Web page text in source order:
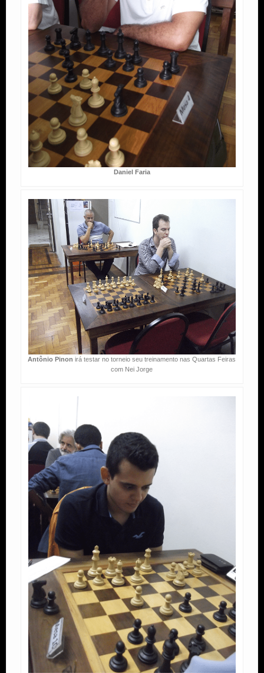
Daniel Faria
Antônio Pinon irá testar no torneio seu treinamento nas Quartas Feiras
com Nei Jorge